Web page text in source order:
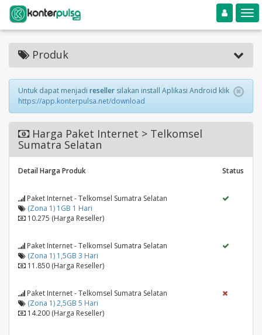
Toggle navigation
Produk
Untuk dapat menjadi reseller silakan install Aplikasi Android klik
https://app.konterpulsa.net/download
Harga Paket Internet > Telkomsel
Sumatra Selatan
Detail Harga Produk Status
Paket Internet - Telkomsel Sumatra Selatan
(Zona 1) 1GB 1 Hari
10.275 (Harga Reseller)
Paket Internet - Telkomsel Sumatra Selatan
(Zona 1) 1,5GB 3 Hari
11.850 (Harga Reseller)
Paket Internet - Telkomsel Sumatra Selatan
(Zona 1) 2,5GB 5 Hari
14.200 (Harga Reseller)